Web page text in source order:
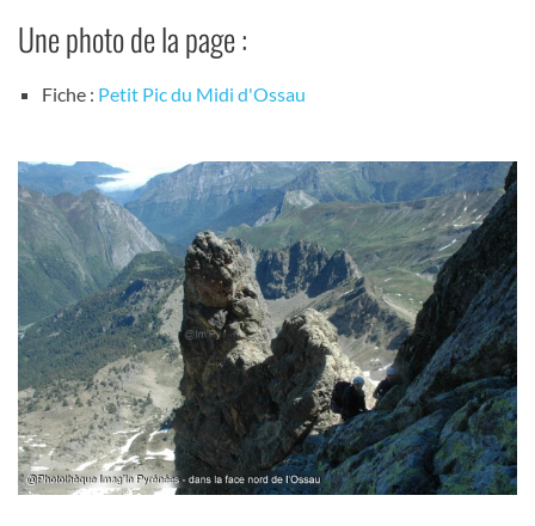
Une photo de la page :
Fiche : Petit Pic du Midi d'Ossau